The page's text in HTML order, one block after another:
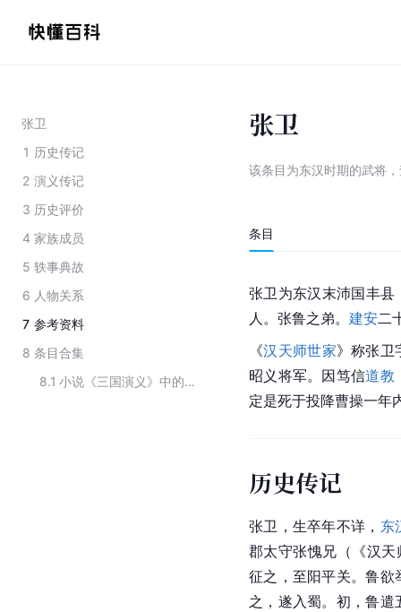
张卫
1 历史传记
2 演义传记
3 历史评价
4 家族成员
5 轶事典故
6 人物关系
7 参考资料
8 条目合集
8.1
小说《三国演义》中的历史人物
张卫
该条目为东汉时期的武将 ，
条目
张卫为东汉 末沛国丰县
人。张鲁之弟。 建安二
《汉天师世家》称张卫
昭义将军。因笃信道教
定是死于投降曹操一年
历史传记
张卫，生卒年不详， 东
郡太守张愧兄（《汉天
征之，至阳平关。鲁欲
之，遂入蜀。初，鲁